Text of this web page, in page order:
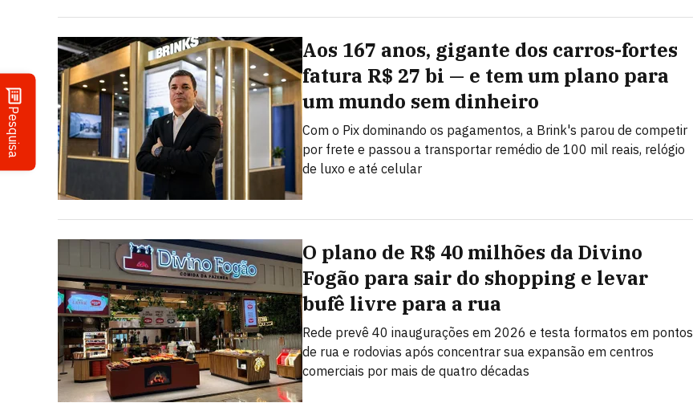
Pesquisa
Aos 167 anos, gigante dos carros-fortes
fatura R$ 27 bi — e tem um plano para
um mundo sem dinheiro
Com o Pix dominando os pagamentos, a Brink's parou de competir
por frete e passou a transportar remédio de 100 mil reais, relógio
de luxo e até celular
O plano de R$ 40 milhões da Divino
Fogão para sair do shopping e levar
bufê livre para a rua
Rede prevê 40 inaugurações em 2026 e testa formatos em pontos
de rua e rodovias após concentrar sua expansão em centros
comerciais por mais de quatro décadas